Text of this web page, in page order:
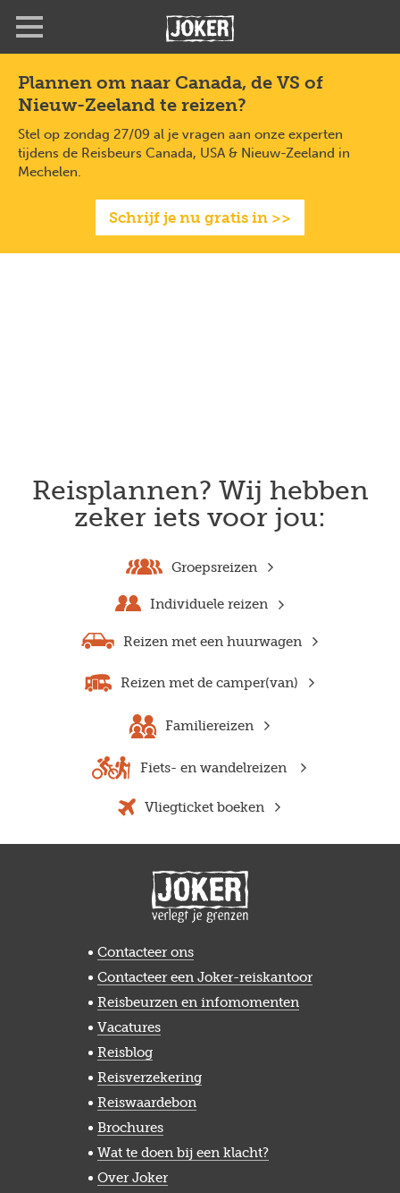
inhoud
gaan
Plannen om naar Canada, de VS of
Nieuw-Zeeland te reizen?
Stel op zondag 27/09 al je vragen aan onze experten
tijdens de Reisbeurs Canada, USA & Nieuw-Zeeland in
Mechelen.
Schrijf je nu gratis in >>
Reisplannen? Wij hebben
zeker iets voor jou:
Groepsreizen
Individuele reizen
Reizen met een huurwagen
Reizen met de camper(van)
Familiereizen
Fiets- en wandelreizen
Vliegticket boeken
Contacteer ons
Contacteer een Joker-reiskantoor
Reisbeurzen en infomomenten
Vacatures
Reisblog
Reisverzekering
Reiswaardebon
Brochures
Wat te doen bij een klacht?
Over Joker